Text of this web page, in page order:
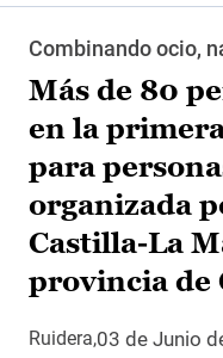
Combinando ocio,
Más de 80
en la
para
organizada
Castilla-La
provincia de
Ruidera 03 de Junio